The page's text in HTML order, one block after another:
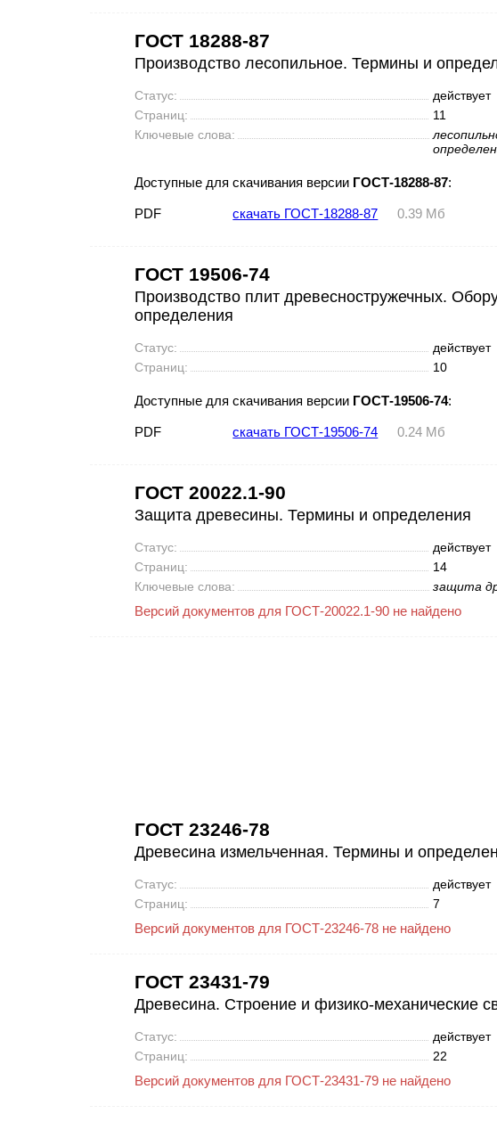
ГОСТ 18288-87
Производство лесопильное. Термины и
Статус:
действует
Страниц:
11
Ключевые слова:
Доступные для скачивания версии ГОСТ-18288-87:
PDF скачать ГОСТ-18288-87 0.39 Мб
ГОСТ 19506-74
Производство плит древесностружечных.
определения
Статус:
действует
Страниц:
10
Доступные для скачивания версии ГОСТ-19506-74:
PDF скачать ГОСТ-19506-74 0.24 Мб
ГОСТ 20022.1-90
Защита древесины. Термины и определения
Статус:
действует
Страниц:
14
Ключевые слова:
защита
Версий документов для ГОСТ-20022.1-90 не найдено
ГОСТ 23246-78
Древесина измельченная. Термины и
Статус:
действует
Страниц:
7
Версий документов для ГОСТ-23246-78 не найдено
ГОСТ 23431-79
Древесина. Строение и физико-механические
Статус:
действует
Страниц:
22
Версий документов для ГОСТ-23431-79 не найдено